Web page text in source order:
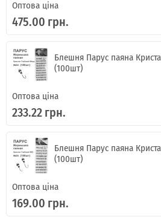
Оптова ціна
475.00 грн.
Блешня Парус паяна
(100шт)
Оптова ціна
233.22 грн.
Блешня Парус паяна
(100шт)
Оптова ціна
169.00 грн.